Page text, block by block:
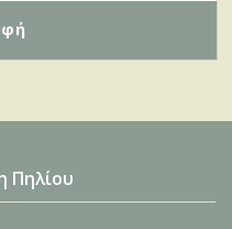
Πηλίου